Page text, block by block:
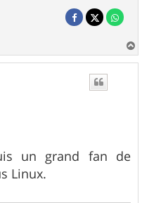
a
un grand fan de
Linux.